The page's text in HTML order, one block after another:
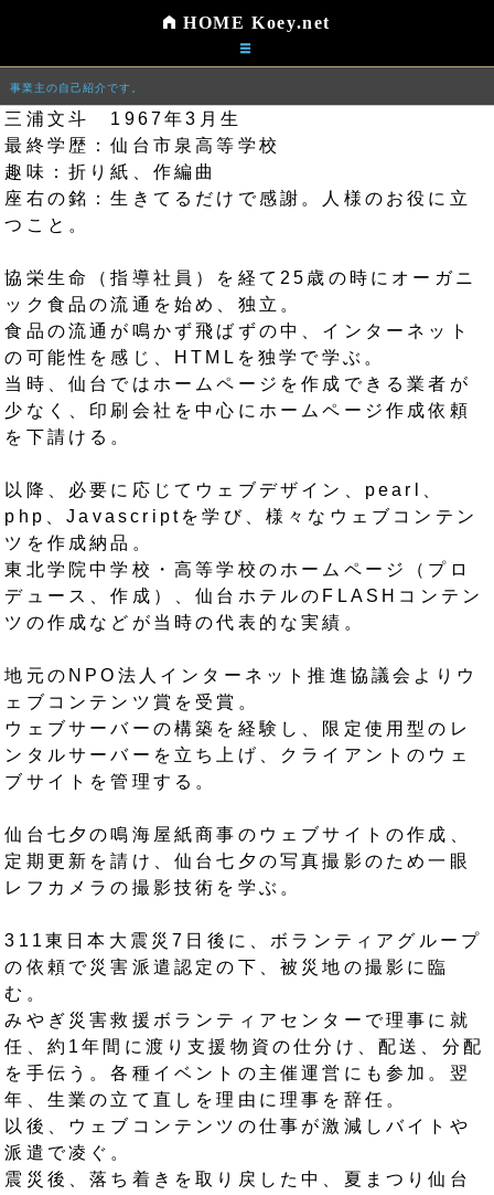
HOME Koey.net
事業主の自己紹介です。
三浦文斗 1967年3月生
最終学歴：仙台市泉高等学校
趣味：折り紙、作編曲
座右の銘：生きてるだけで感謝。人様のお役に立
つこと。
協栄生命（指導社員）を経て25歳の時にオーガニ
ック食品の流通を始め、独立。
食品の流通が鳴かず飛ばずの中、インターネット
の可能性を感じ、HTMLを独学で学ぶ。
当時、仙台ではホームページを作成できる業者が
少なく、印刷会社を中心にホームページ作成依頼
を下請ける。
以降、必要に応じてウェブデザイン、pearl、
php、Javascriptを学び、様々なウェブコンテン
ツを作成納品。
東北学院中学校・高等学校のホームページ（プロ
デュース、作成）、仙台ホテルのFLASHコンテン
ツの作成などが当時の代表的な実績。
地元のNPO法人インターネット推進協議会よりウ
ェブコンテンツ賞を受賞。
ウェブサーバーの構築を経験し、限定使用型のレ
ンタルサーバーを立ち上げ、クライアントのウェ
ブサイトを管理する。
仙台七夕の鳴海屋紙商事のウェブサイトの作成、
定期更新を請け、仙台七夕の写真撮影のため一眼
レフカメラの撮影技術を学ぶ。
311東日本大震災7日後に、ボランティアグループ
の依頼で災害派遣認定の下、被災地の撮影に臨
む。
みやぎ災害救援ボランティアセンターで理事に就
任、約1年間に渡り支援物資の仕分け、配送、分配
を手伝う。各種イベントの主催運営にも参加。翌
年、生業の立て直しを理由に理事を辞任。
以後、ウェブコンテンツの仕事が激減しバイトや
派遣で凌ぐ。
震災後、落ち着きを取り戻した中、夏まつり仙台